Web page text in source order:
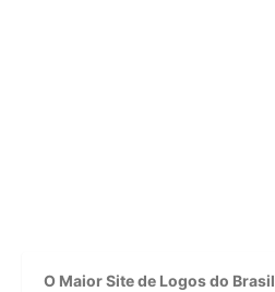
O Maior Site de Logos do Brasil